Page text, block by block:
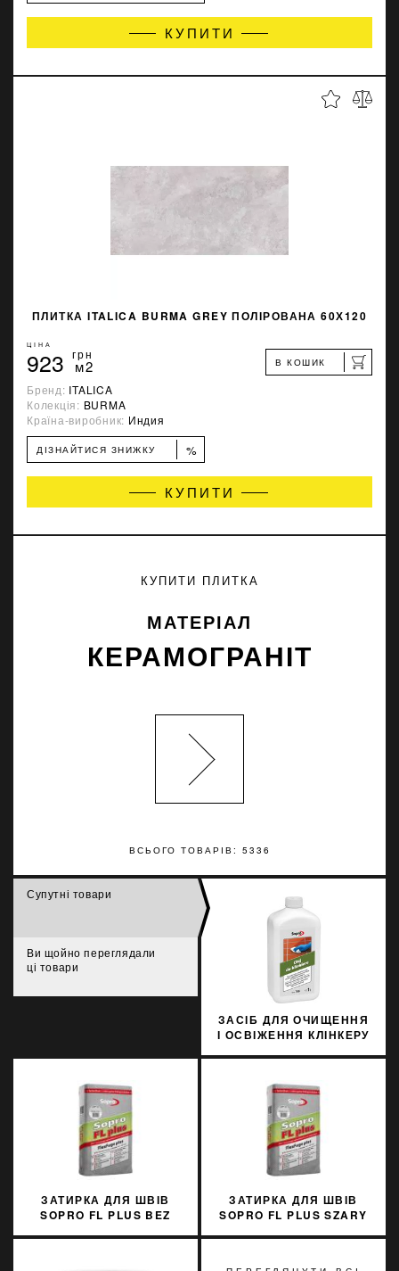
КУПИТИ
ПЛИТКА ITALICA BURMA GREY ПОЛІРОВАНА 60Х120
ЦІНА
923 грн
м2 В КОШИК
Бренд: ITALICA
Колекція: BURMA
Країна-виробник: Индия
ДІЗНАЙТИСЯ ЗНИЖКУ %
КУПИТИ
ВСЬОГО ТОВАРІВ: 5336
КУПИТИ ПЛИТКА
МАТЕРІАЛ
КЕРАМОГРАНІТ
Супутні товари
Ви щойно переглядали
ці товари
ЗАСІБ ДЛЯ ОЧИЩЕННЯ
І ОСВІЖЕННЯ КЛІНКЕРУ
ЗАТИРКА ДЛЯ ШВІВ
SOPRO FL PLUS BEZ
ЗАТИРКА ДЛЯ ШВІВ
SOPRO FL PLUS SZARY